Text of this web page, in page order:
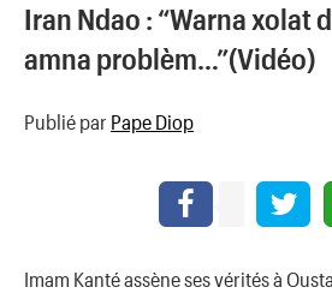
Iran Ndao : “Warna xolat
amna problèm…”(Vidéo)
Publié par Pape Diop
Imam Kanté assène ses vérités à